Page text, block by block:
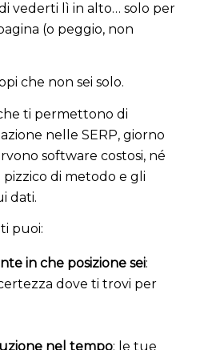
vederti lì in alto… solo per
(o peggio, non
che non sei solo.
ti permettono di
nelle SERP, giorno
software costosi, né
di metodo e gli
dati.
puoi:
in che posizione sei:
dove ti trovi per
nel tempo: le tue